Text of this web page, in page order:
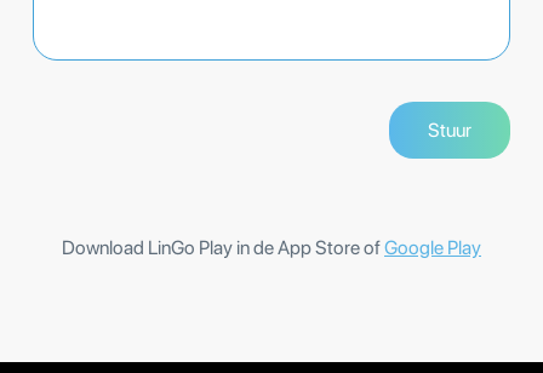
Download LinGo Play in de App Store ofGoogle Play